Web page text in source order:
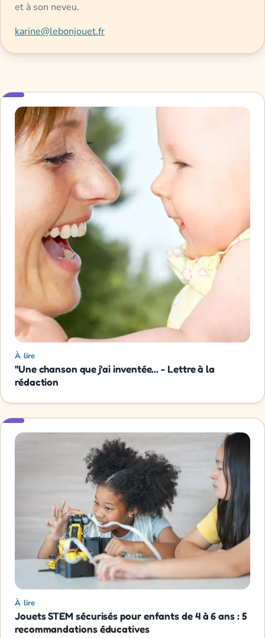
et à son neveu.
karine@lebonjouet.fr
À lire
"Une chanson que j'ai inventée... - Lettre à la
rédaction
À lire
Jouets STEM sécurisés pour enfants de 4 à 6 ans : 5
recommandations éducatives